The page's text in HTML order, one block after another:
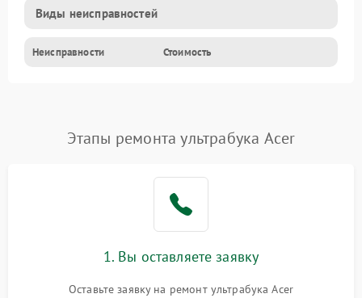
Виды неисправностей
Неисправности Стоимость
Этапы ремонта ультрабука Acer
1. Вы оставляете заявку
Оставьте заявку на ремонт ультрабука Acer